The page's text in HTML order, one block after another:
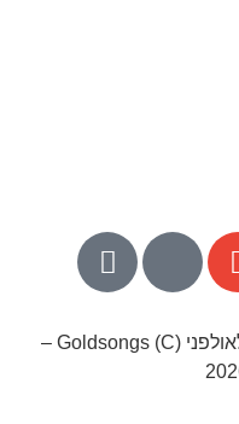
כל הזכויות שמורות לאולפני Goldsongs (C) –